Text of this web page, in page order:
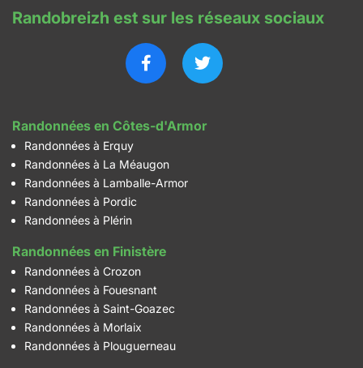
Randobreizh est sur les réseaux sociaux
Randonnées en Côtes-d'Armor
Randonnées à Erquy
Randonnées à La Méaugon
Randonnées à Lamballe-Armor
Randonnées à Pordic
Randonnées à Plérin
Randonnées en Finistère
Randonnées à Crozon
Randonnées à Fouesnant
Randonnées à Saint-Goazec
Randonnées à Morlaix
Randonnées à Plouguerneau